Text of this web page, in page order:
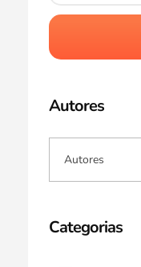
Autores
Categorias